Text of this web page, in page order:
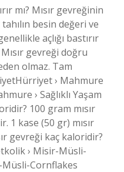
mı? Mısır gevreğinin
besin değeri ve
açlığı bastırır
gevreği doğru
olmaz. Tam
› Mahmure
› Sağlıklı Yaşam
100 gram mısır
1 kase (50 gr) mısır
gevreği kaç kaloridir?
› Misir-Müsli-
Cornflakes